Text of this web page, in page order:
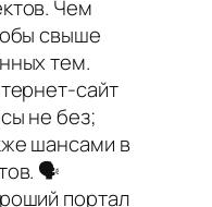
Чем
свыше
тем.
сайт
не без;
шансами в
🗣️
портал